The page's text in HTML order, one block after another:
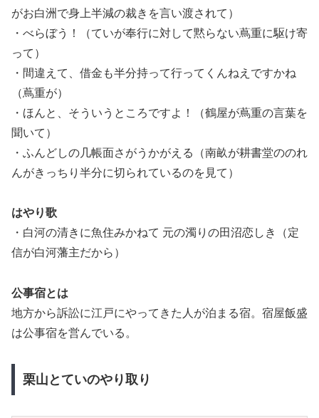
がお白洲で身上半減の裁きを言い渡されて）
・べらぼう！（ていが奉行に対して黙らない蔦重に駆け寄
って）
・間違えて、借金も半分持って行ってくんねえですかね
（蔦重が）
・ほんと、そういうところですよ！（鶴屋が蔦重の言葉を
聞いて）
・ふんどしの几帳面さがうかがえる（南畝が耕書堂ののれ
んがきっちり半分に切られているのを見て）
はやり歌
・白河の清きに魚住みかねて 元の濁りの田沼恋しき（定
信が白河藩主だから）
公事宿とは
地方から訴訟に江戸にやってきた人が泊まる宿。宿屋飯盛
は公事宿を営んでいる。
栗山とていのやり取り